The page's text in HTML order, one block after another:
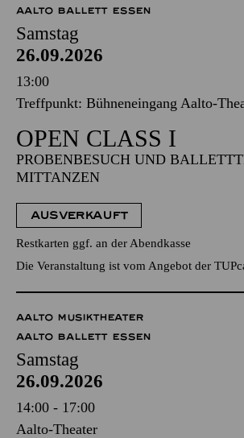
AALTO BALLETT ESSEN
Samstag
26.09.2026
13:00
Treffpunkt: Bühneneingang Aalto-
OPEN CLASS I
PROBENBESUCH UND
MITTANZEN
AUSVERKAUFT
Restkarten ggf. an der Abendkasse
Die Veranstaltung ist vom Angebot der
AALTO MUSIKTHEATER
AALTO BALLETT ESSEN
Samstag
26.09.2026
14:00 - 17:00
Aalto-Theater